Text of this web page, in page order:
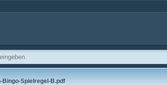
Bingo-Spielregel-B.pdf